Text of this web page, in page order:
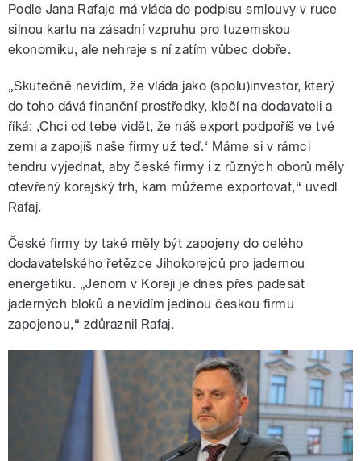
Podle Jana Rafaje má vláda do podpisu smlouvy v ruce
silnou kartu na zásadní vzpruhu pro tuzemskou
ekonomiku, ale nehraje s ní zatím vůbec dobře.
„Skutečně nevidím, že vláda jako (spolu)investor, který
do toho dává finanční prostředky, klečí na dodavateli a
říká: ‚Chci od tebe vidět, že náš export podpoříš ve tvé
zemi a zapojíš naše firmy už teď.‘ Máme si v rámci
tendru vyjednat, aby české firmy i z různých oborů měly
otevřený korejský trh, kam můžeme exportovat,“ uvedl
Rafaj.
České firmy by také měly být zapojeny do celého
dodavatelského řetězce Jihokorejců pro jadernou
energetiku. „Jenom v Koreji je dnes přes padesát
jaderných bloků a nevidím jedinou českou firmu
zapojenou,“ zdůraznil Rafaj.